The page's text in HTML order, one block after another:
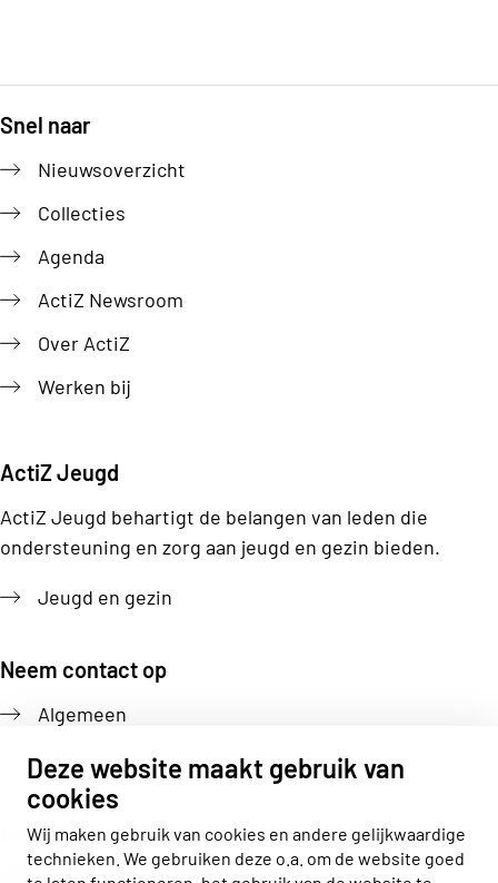
Deze website maakt gebruik van
cookies
Wij maken gebruik van cookies en andere gelijkwaardige
technieken. We gebruiken deze o.a. om de website goed
Snel naar
Nieuwsoverzicht
Collecties
Agenda
ActiZ Newsroom
Over ActiZ
Werken bij
ActiZ Jeugd
ActiZ Jeugd behartigt de belangen van leden die
ondersteuning en zorg aan jeugd en gezin bieden.
Jeugd en gezin
Neem contact op
Algemeen
Pers
Volg ons
Actiz linkedin
Actiz instagram
Actiz youtube
Actiz facebook